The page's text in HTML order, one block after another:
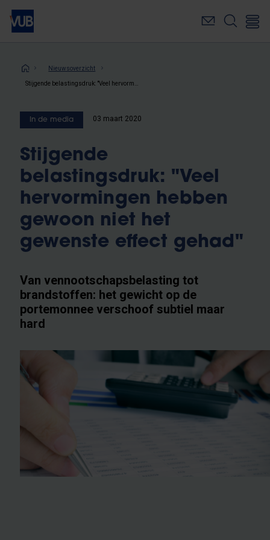
Overslaan
naar
inhoudKruimelpad
Nieuwsoverzicht
In de media 03 maart 2020
Stijgende
belastingsdruk: "Veel
hervormingen hebben
gewoon niet het
gewenste effect gehad"
Van vennootschapsbelasting tot
brandstoffen: het gewicht op de
portemonnee verschoof subtiel maar
hard